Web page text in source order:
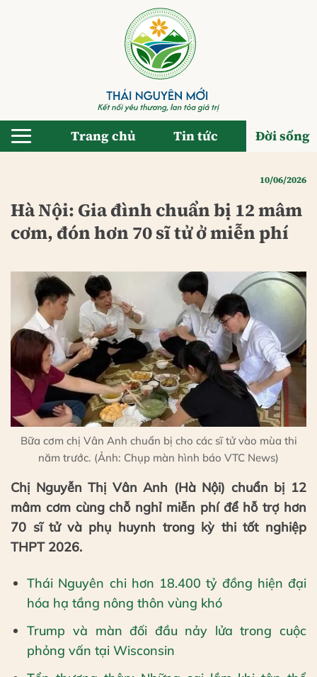
Trang chủ Tin tức Đời sống
10/06/2026
Hà Nội: Gia đình chuẩn bị 12 mâm
cơm, đón hơn 70 sĩ tử ở miễn phí
Bữa cơm chị Vân Anh chuẩn bị cho các sĩ tử vào mùa thi
năm trước. (Ảnh: Chụp màn hình báo VTC News)
Chị Nguyễn Thị Vân Anh (Hà Nội) chuẩn bị 12
mâm cơm cùng chỗ nghỉ miễn phí để hỗ trợ hơn
70 sĩ tử và phụ huynh trong kỳ thi tốt nghiệp
THPT 2026.
Thái Nguyên chi hơn 18.400 tỷ đồng hiện đại
hóa hạ tầng nông thôn vùng khó
Trump và màn đối đầu nảy lửa trong cuộc
phỏng vấn tại Wisconsin